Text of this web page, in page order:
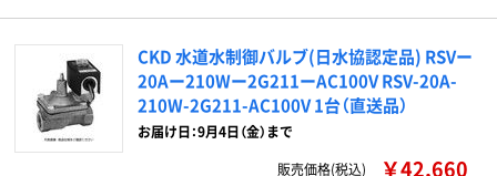
CKD 水道水制御バルブ(日水協認定品) RSVー
20Aー210Wー2G211ーAC100V RSV-20A-
210W-2G211-AC100V 1台（直送品）
お届け日：9月4日（金）まで
販売価格(税込)
￥42,660